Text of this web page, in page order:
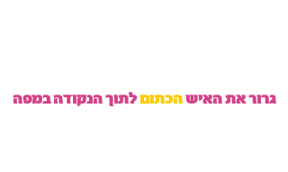
גרור את האישהכתוםלתוך הנקודה במפה